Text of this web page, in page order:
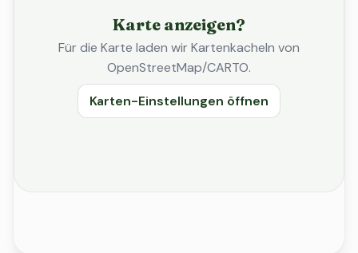
Karte anzeigen?
Für die Karte laden wir Kartenkacheln von
OpenStreetMap/CARTO.
Karten-Einstellungen öffnen